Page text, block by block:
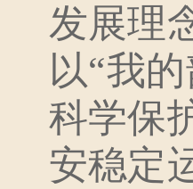
发展理
以“我
科学保
安稳定